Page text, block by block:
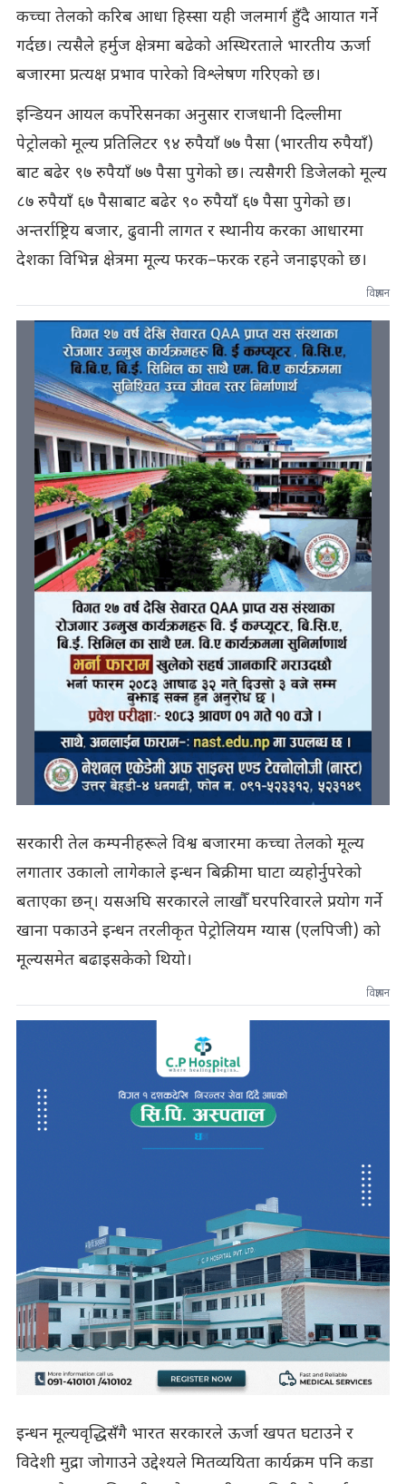
कच्चा तेलको करिब आधा हिस्सा यही जलमार्ग हुँदै आयात गर्ने
गर्दछ। त्यसैले हर्मुज क्षेत्रमा बढेको अस्थिरताले भारतीय ऊर्जा
बजारमा प्रत्यक्ष प्रभाव पारेको विश्लेषण गरिएको छ।
इन्डियन आयल कर्पोरेसनका अनुसार राजधानी दिल्लीमा
पेट्रोलको मूल्य प्रतिलिटर ९४ रुपैयाँ ७७ पैसा (भारतीय रुपैयाँ)
बाट बढेर ९७ रुपैयाँ ७७ पैसा पुगेको छ। त्यसैगरी डिजेलको मूल्य
८७ रुपैयाँ ६७ पैसाबाट बढेर ९० रुपैयाँ ६७ पैसा पुगेको छ।
अन्तर्राष्ट्रिय बजार, ढुवानी लागत र स्थानीय करका आधारमा
देशका विभिन्न क्षेत्रमा मूल्य फरक–फरक रहने जनाइएको छ।
विज्ञापन
सरकारी तेल कम्पनीहरूले विश्व बजारमा कच्चा तेलको मूल्य
लगातार उकालो लागेकाले इन्धन बिक्रीमा घाटा व्यहोर्नुपरेको
बताएका छन्। यसअघि सरकारले लाखौँ घरपरिवारले प्रयोग गर्ने
खाना पकाउने इन्धन तरलीकृत पेट्रोलियम ग्यास (एलपिजी) को
मूल्यसमेत बढाइसकेको थियो।
विज्ञापन
इन्धन मूल्यवृद्धिसँगै भारत सरकारले ऊर्जा खपत घटाउने र
विदेशी मुद्रा जोगाउने उद्देश्यले मितव्ययिता कार्यक्रम पनि कडा